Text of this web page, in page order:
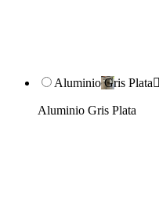
Aluminio Gris Plata
Aluminio Gris Plata